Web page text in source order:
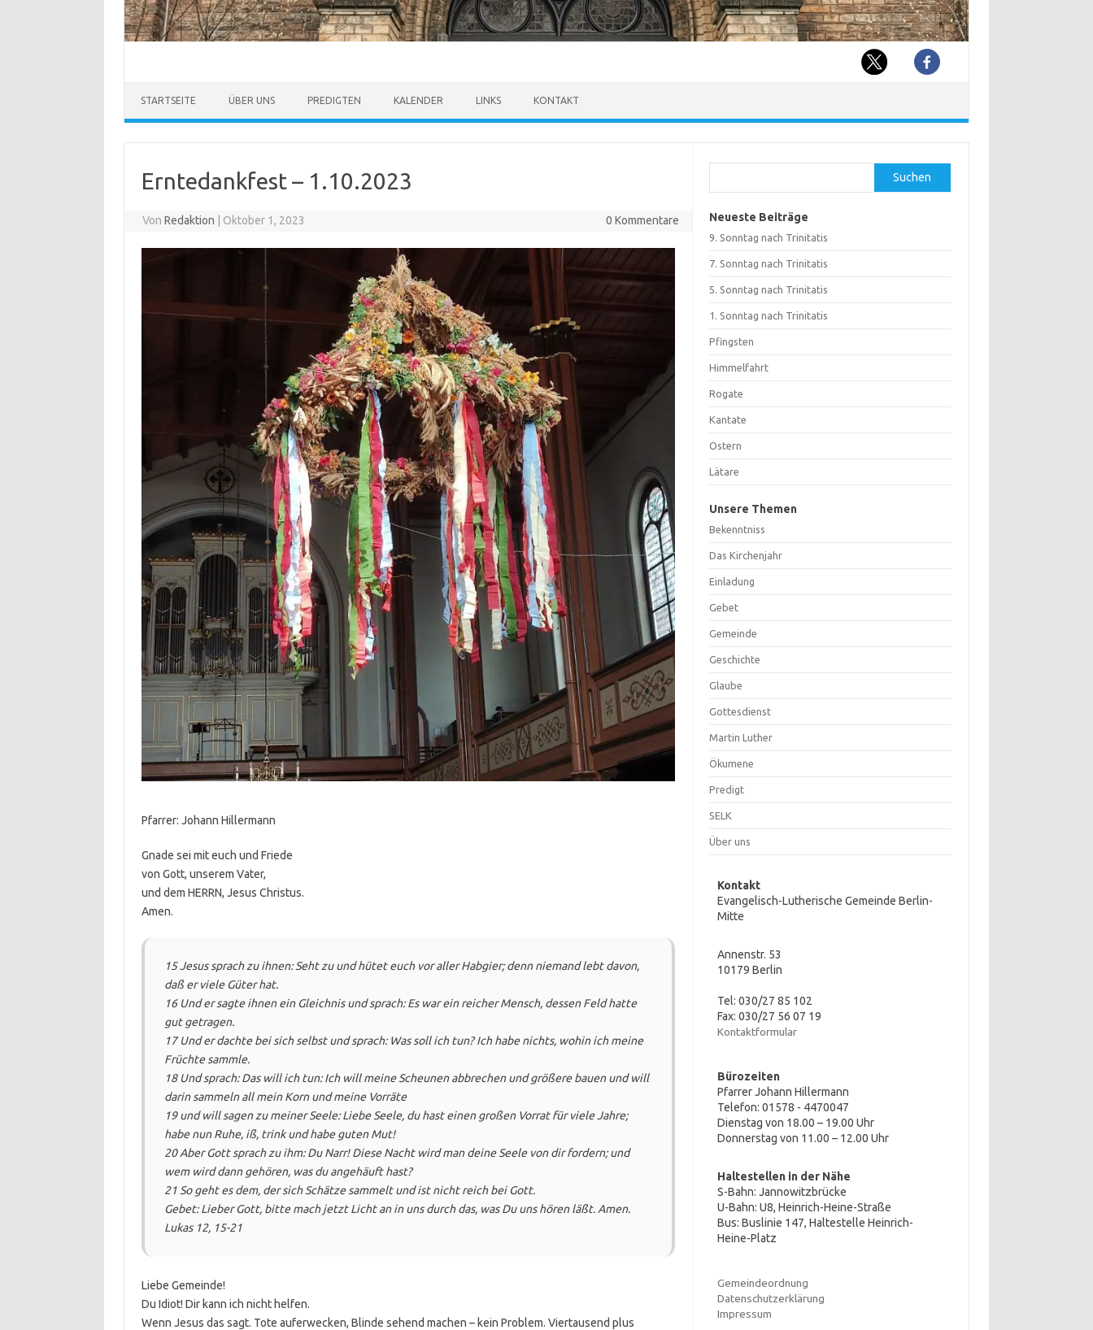
STARTSEITE ÜBER UNS PREDIGTEN KALENDER LINKS KONTAKT
Erntedankfest – 1.10.2023
VonRedaktion Oktober 1, 2023 0 Kommentare
Pfarrer: Johann Hillermann
Gnade sei mit euch und Friede
von Gott, unserem Vater,
und dem HERRN, Jesus Christus.
Amen.
15 Jesus sprach zu ihnen: Seht zu und hütet euch vor aller Habgier; denn niemand lebt davon,
daß er viele Güter hat.
16 Und er sagte ihnen ein Gleichnis und sprach: Es war ein reicher Mensch, dessen Feld hatte
gut getragen.
17 Und er dachte bei sich selbst und sprach: Was soll ich tun? Ich habe nichts, wohin ich meine
Früchte sammle.
18 Und sprach: Das will ich tun: Ich will meine Scheunen abbrechen und größere bauen und will
darin sammeln all mein Korn und meine Vorräte
19 und will sagen zu meiner Seele: Liebe Seele, du hast einen großen Vorrat für viele Jahre;
habe nun Ruhe, iß, trink und habe guten Mut!
20 Aber Gott sprach zu ihm: Du Narr! Diese Nacht wird man deine Seele von dir fordern; und
wem wird dann gehören, was du angehäuft hast?
21 So geht es dem, der sich Schätze sammelt und ist nicht reich bei Gott.
Gebet: Lieber Gott, bitte mach jetzt Licht an in uns durch das, was Du uns hören läßt. Amen.
Lukas 12, 15-21
Liebe Gemeinde!
Du Idiot! Dir kann ich nicht helfen.
Wenn Jesus das sagt. Tote auferwecken, Blinde sehend machen – kein Problem. Viertausend plus
Suchen
Neueste Beiträge
9. Sonntag nach Trinitatis
7. Sonntag nach Trinitatis
5. Sonntag nach Trinitatis
1. Sonntag nach Trinitatis
Pfingsten
Himmelfahrt
Rogate
Kantate
Ostern
Lätare
Unsere Themen
Bekenntniss
Das Kirchenjahr
Einladung
Gebet
Gemeinde
Geschichte
Glaube
Gottesdienst
Martin Luther
Ökumene
Predigt
SELK
Über uns
Kontakt
Evangelisch-Lutherische Gemeinde Berlin-
Mitte
Annenstr. 53
10179 Berlin
Tel: 030/27 85 102
Fax: 030/27 56 07 19
Kontaktformular
Bürozeiten
Pfarrer Johann Hillermann
Telefon: 01578 - 4470047
Dienstag von 18.00 – 19.00 Uhr
Donnerstag von 11.00 – 12.00 Uhr
Haltestellen in der Nähe
S-Bahn: Jannowitzbrücke
U-Bahn: U8, Heinrich-Heine-Straße
Bus: Buslinie 147, Haltestelle Heinrich-
Heine-Platz
Gemeindeordnung
Datenschutzerklärung
Impressum